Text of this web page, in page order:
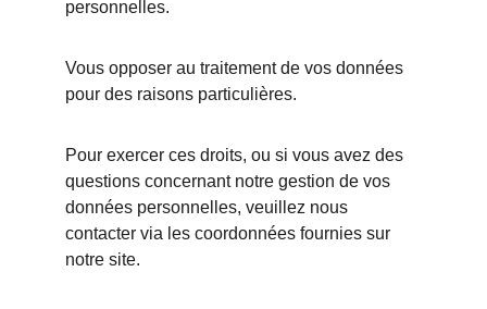
personnelles.
Vous opposer au traitement de vos données
pour des raisons particulières.
Pour exercer ces droits, ou si vous avez des
questions concernant notre gestion de vos
données personnelles, veuillez nous
contacter via les coordonnées fournies sur
notre site.